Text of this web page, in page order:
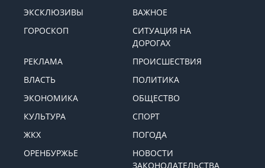
ЭКСКЛЮЗИВЫ
ВАЖНОЕ
ГОРОСКОП
СИТУАЦИЯ НА
ДОРОГАХ
РЕКЛАМА
ПРОИСШЕСТВИЯ
ВЛАСТЬ
ПОЛИТИКА
ЭКОНОМИКА
ОБЩЕСТВО
КУЛЬТУРА
СПОРТ
ЖКХ
ПОГОДА
ОРЕНБУРЖЬЕ
НОВОСТИ
ЗАКОНОДАТЕЛЬСТВА